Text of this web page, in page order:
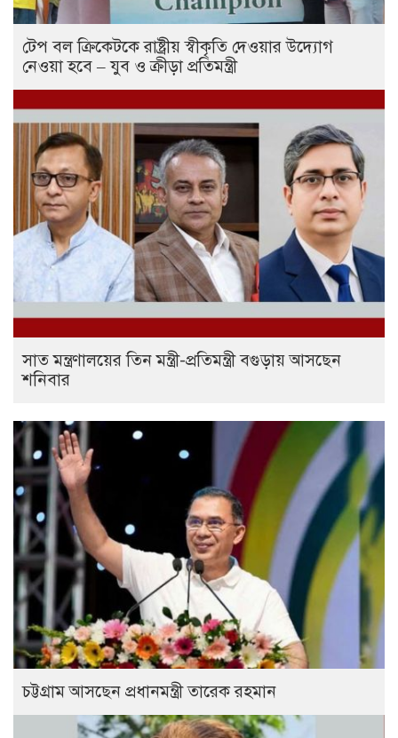
টেপ বল ক্রিকেটকে রাষ্ট্রীয় স্বীকৃতি দেওয়ার উদ্যোগ
নেওয়া হবে – যুব ও ক্রীড়া প্রতিমন্ত্রী
সাত মন্ত্রণালয়ের তিন মন্ত্রী-প্রতিমন্ত্রী বগুড়ায় আসছেন
শনিবার
চট্টগ্রাম আসছেন প্রধানমন্ত্রী তারেক রহমান